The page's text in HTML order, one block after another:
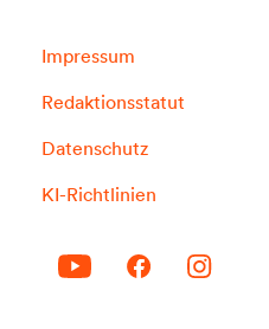
Impressum
Redaktionsstatut
Datenschutz
KI-Richtlinien